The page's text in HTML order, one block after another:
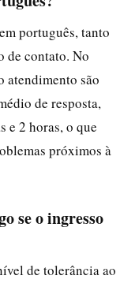
português, tanto
de contato. No
atendimento são
de resposta,
e 2 horas, o que
próximos à
se o ingresso
de tolerância ao